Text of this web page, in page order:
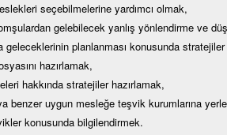
seçebilmelerine yardımcı olmak,
gelebilecek yanlış yönlendirme ve
geleceklerinin planlanması konusunda
hazırlamak,
hakkında stratejiler hazırlamak,
benzer uygun mesleğe teşvik kurumlarına
konusunda bilgilendirmek.